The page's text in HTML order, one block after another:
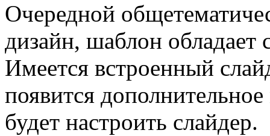
Очередной
дизайн, шаблон обладает
Имеется встроенный
появится
будет настроить слайдер.